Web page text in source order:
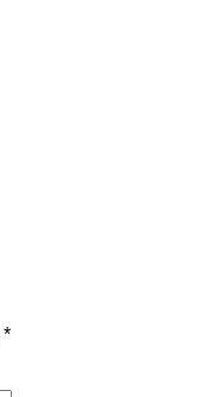
*Erforderlich